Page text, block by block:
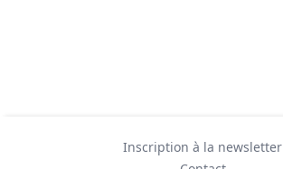
Inscription à la newsletter